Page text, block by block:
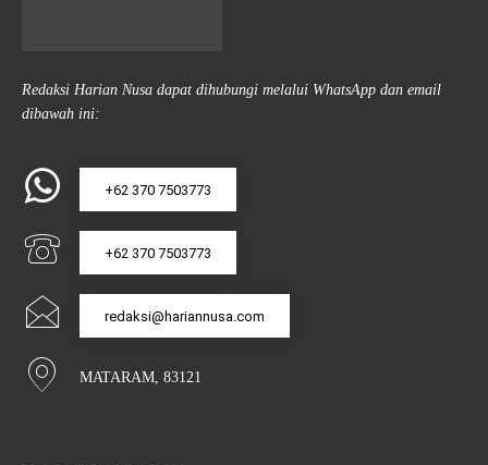
Redaksi Harian Nusa dapat dihubungi melalui WhatsApp dan email
dibawah ini:
+62 370 7503773
+62 370 7503773
redaksi@hariannusa.com
MATARAM, 83121